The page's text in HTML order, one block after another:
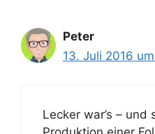
Peter
13. Juli 2016
Lecker war’s –